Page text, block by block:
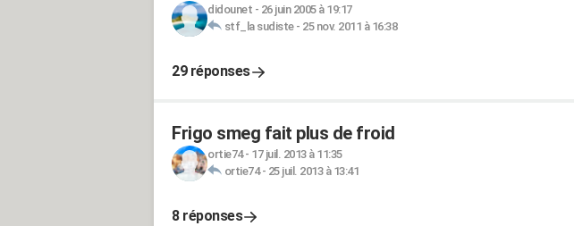
didounet - 26 juin 2005 à 19:17
stf_la sudiste- 25 nov. 2011 à 16:38
29 réponses
Frigo smeg fait plus de froid
ortie74- 17 juil. 2013 à 11:35
ortie74- 25 juil. 2013 à 13:41
8 réponses